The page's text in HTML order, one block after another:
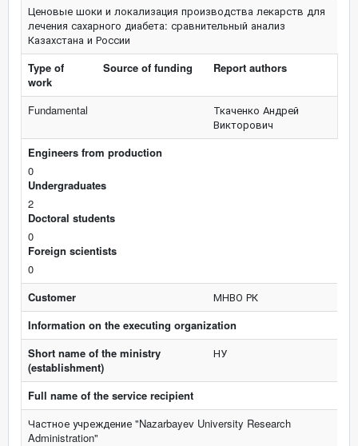
Ценовые шоки и локализация производства лекарств для
лечения сахарного диабета: сравнительный анализ
Казахстана и России
Type of
work
Source of funding Report authors
Fundamental
Ткаченко Андрей
Викторович
Engineers from production
0
Undergraduates
2
Doctoral students
0
Foreign scientists
0
Customer
МНВО РК
Information on the executing organization
Short name of the ministry
(establishment)
НУ
Full name of the service recipient
Частное учреждение "Nazarbayev University Research
Administration"